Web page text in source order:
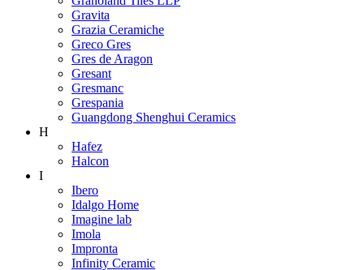
Gravita
Grazia Ceramiche
Greco Gres
Gres de Aragon
Gresant
Gresmanc
Grespania
Guangdong Shenghui Ceramics
H
Hafez
Halcon
I
Ibero
Idalgo Home
Imagine lab
Imola
Impronta
Infinity Ceramic